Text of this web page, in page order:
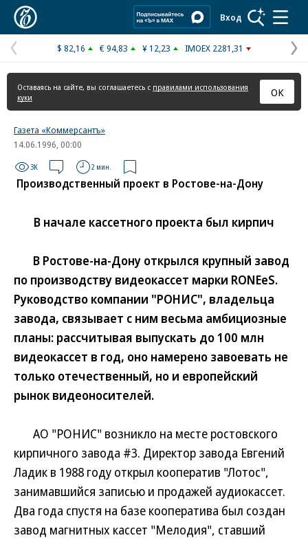
Вход
Предыдущая
страница
$ 82,16 € 94,83 ¥ 12,23 IMOEX 2281,31
Оставаясь на сайте, вы соглашаетесь с правилами использования
куки
ОК
Газета «Коммерсантъ»
14.06.1996, 00:00
3K 2 мин.
Производственный проект в Ростове-на-Дону
В начале кассетного проекта был кирпич
В Ростове-на-Дону открылся крупный завод
по производству видеокассет марки RONEeS.
Руководство компании "РОНИС", владельца
завода, связывает с ним весьма амбициозные
планы: рассчитывая выпускать до 100 млн
видеокассет в год, оно намерено завоевать не
только отечественный, но и европейский
рынок видеоносителей.
АО "РОНИС" возникло на месте ростовского
кирпичного завода #3. Директор завода Евгений
Ладик в 1988 году открыл кооператив "Лотос",
занимавшийся записью и продажей аудиокассет.
Два года спустя на базе кооператива был создан
завод магнитных кассет "Мелодия", ставший